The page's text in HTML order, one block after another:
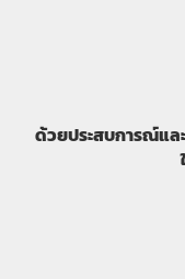
ด้วยประสบการณ์แล